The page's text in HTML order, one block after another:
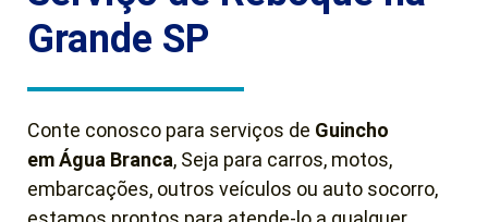
Grande SP
Conte conosco para serviços de Guincho
emÁgua Branca, Seja para carros, motos,
embarcações, outros veículos ou auto socorro,